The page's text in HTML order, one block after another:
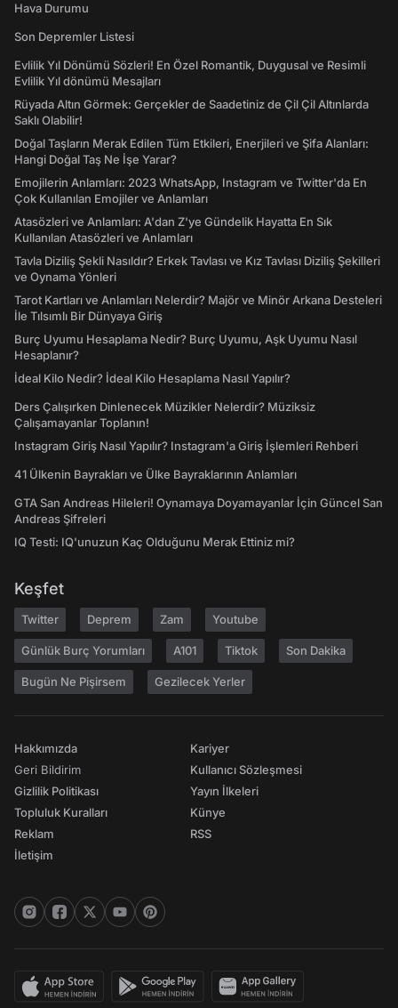
Hava Durumu
Son Depremler Listesi
Evlilik Yıl Dönümü Sözleri! En Özel Romantik, Duygusal ve Resimli
Evlilik Yıl dönümü Mesajları
Rüyada Altın Görmek: Gerçekler de Saadetiniz de Çil Çil Altınlarda
Saklı Olabilir!
Doğal Taşların Merak Edilen Tüm Etkileri, Enerjileri ve Şifa Alanları:
Hangi Doğal Taş Ne İşe Yarar?
Emojilerin Anlamları: 2023 WhatsApp, Instagram ve Twitter'da En
Çok Kullanılan Emojiler ve Anlamları
Atasözleri ve Anlamları: A'dan Z'ye Gündelik Hayatta En Sık
Kullanılan Atasözleri ve Anlamları
Tavla Diziliş Şekli Nasıldır? Erkek Tavlası ve Kız Tavlası Diziliş Şekilleri
ve Oynama Yönleri
Tarot Kartları ve Anlamları Nelerdir? Majör ve Minör Arkana Desteleri
İle Tılsımlı Bir Dünyaya Giriş
Burç Uyumu Hesaplama Nedir? Burç Uyumu, Aşk Uyumu Nasıl
Hesaplanır?
İdeal Kilo Nedir? İdeal Kilo Hesaplama Nasıl Yapılır?
Ders Çalışırken Dinlenecek Müzikler Nelerdir? Müziksiz
Çalışamayanlar Toplanın!
Instagram Giriş Nasıl Yapılır? Instagram'a Giriş İşlemleri Rehberi
41 Ülkenin Bayrakları ve Ülke Bayraklarının Anlamları
GTA San Andreas Hileleri! Oynamaya Doyamayanlar İçin Güncel San
Andreas Şifreleri
IQ Testi: IQ'unuzun Kaç Olduğunu Merak Ettiniz mi?
Keşfet
Twitter Deprem Zam Youtube
Günlük Burç Yorumları A101 Tiktok Son Dakika
Bugün Ne Pişirsem Gezilecek Yerler
Hakkımızda
Geri Bildirim
Gizlilik Politikası
Topluluk Kuralları
Reklam
İletişim
Kariyer
Kullanıcı Sözleşmesi
Yayın İlkeleri
Künye
RSS